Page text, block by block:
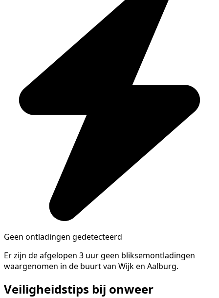
Geen ontladingen gedetecteerd
Er zijn de afgelopen 3 uur geen bliksemontladingen
waargenomen in de buurt van Wijk en Aalburg.
Veiligheidstips bij onweer